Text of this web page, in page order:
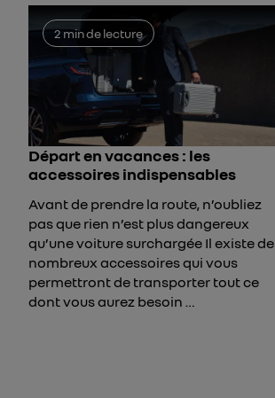
2 min de lecture
Départ en vacances : les
accessoires indispensables
Avant de prendre la route, n’oubliez
pas que rien n’est plus dangereux
qu’une voiture surchargée Il existe de
nombreux accessoires qui vous
permettront de transporter tout ce
dont vous aurez besoin …